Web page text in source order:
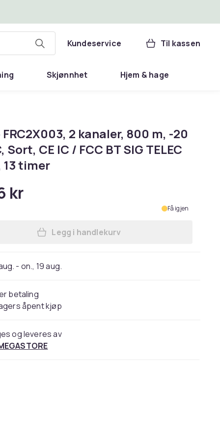
Kundeservice Til kassen
Skjønnhet Hjem & hage
2 kanaler, 800 m, -20
Sort, CE IC / FCC BT SIG TELEC
13 timer
kr
Få igjen
Legg Cardo FRC2X003, 2 kanaler,
Legg i handlekurv
- on., 19 aug.
betaling
åpent kjøp
og leveres av